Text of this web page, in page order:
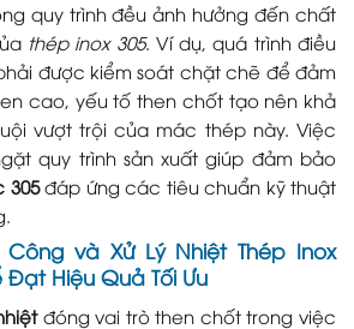
quy trình đều ảnh hưởng đến chất
thép inox 305. Ví dụ, quá trình điều
được kiểm soát chặt chẽ để đảm
cao, yếu tố then chốt tạo nên khả
vượt trội của mác thép này. Việc
quy trình sản xuất giúp đảm bảo
305đáp ứng các tiêu chuẩn kỹ thuật
và Xử Lý Nhiệt Thép Inox
Hiệu Quả Tối Ưu
đóng vai trò then chốt trong việc